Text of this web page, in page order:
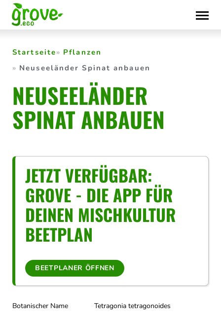
Skip
to
content
Startseite
Pflanzen
Neuseeländer Spinat anbauen
NEUSEELÄNDER
SPINAT ANBAUEN
JETZT VERFÜGBAR:
GROVE - DIE APP FÜR
DEINEN MISCHKULTUR
BEETPLAN
BEETPLANER ÖFFNEN
Botanischer Name
Tetragonia tetragonoides